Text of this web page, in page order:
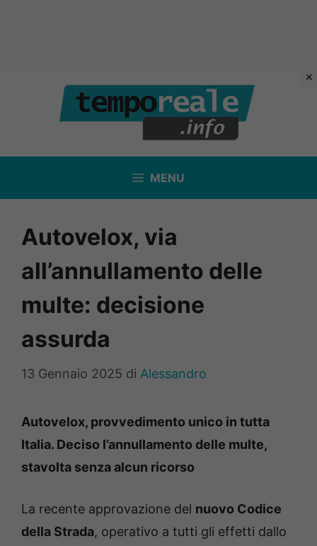
contenuto
MENU
Autovelox, via
all’annullamento delle
multe: decisione
assurda
13 Gennaio 2025 di Alessandro
Autovelox, provvedimento unico in tutta
Italia. Deciso l’annullamento delle multe,
stavolta senza alcun ricorso
La recente approvazione del nuovo Codice
della Strada, operativo a tutti gli effetti dallo